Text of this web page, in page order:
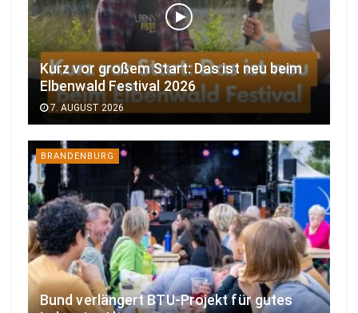
Kurz vor großem Start: Das ist neu beim
Elbenwald Festival 2026
7. AUGUST 2026
BRANDENBURG
Bund verlängert BTU-Projekt für gutes